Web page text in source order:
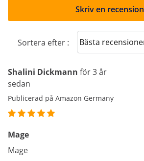
Skriv en recension
Sortera efter : Sort reviews
Shalini Dickmann för 3 år
sedan
Publicerad på Amazon Germany
Mage
Mage